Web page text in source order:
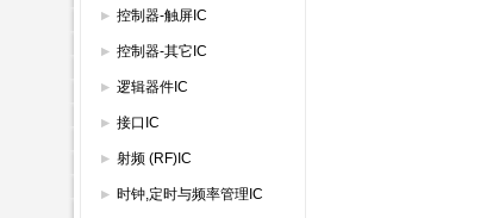
GAL/PAL/SPLD
控制器-触屏IC
控制器-其它IC
逻辑器件IC
接口IC
射频 (RF)IC
时钟,定时与频率管理IC